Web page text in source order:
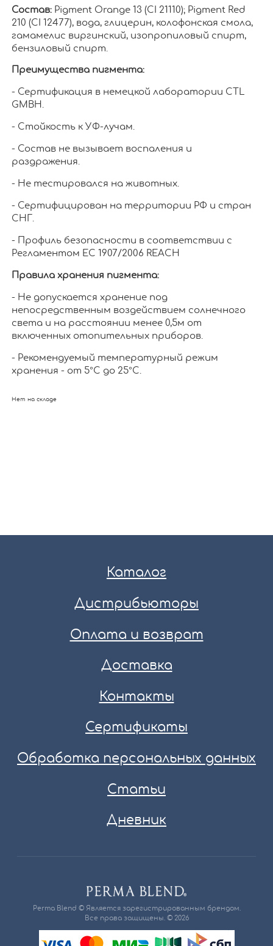
Состав:Pigment Orange 13 (CI 21110); Pigment Red
210 (CI 12477), вода, глицерин, колофонская смола,
гамамелис виргинский, изопропиловый спирт,
бензиловый спирт.
Преимущества пигмента:
- Сертификация в немецкой лаборатории CTL
GMBH.
- Стойкость к УФ-лучам.
- Состав не вызывает воспаления и
раздражения.
- Не тестировался на животных.
- Сертифицирован на территории РФ и стран
СНГ.
- Профиль безопасности в соответствии с
Регламентом ЕС 1907/2006 REACH
Правила хранения пигмента:
- Не допускается хранение под
непосредственным воздействием солнечного
света и на расстоянии менее 0,5м от
включенных отопительных приборов.
- Рекомендуемый температурный режим
хранения - от 5°С до 25°С.
Нет на складе
Каталог
Дистрибьюторы
Оплата и возврат
Доставка
Контакты
Сертификаты
Обработка персональных данных
Статьи
Дневник
Perma Blend © Является зарегистрированным брендом.
Все права защищены. © 2026